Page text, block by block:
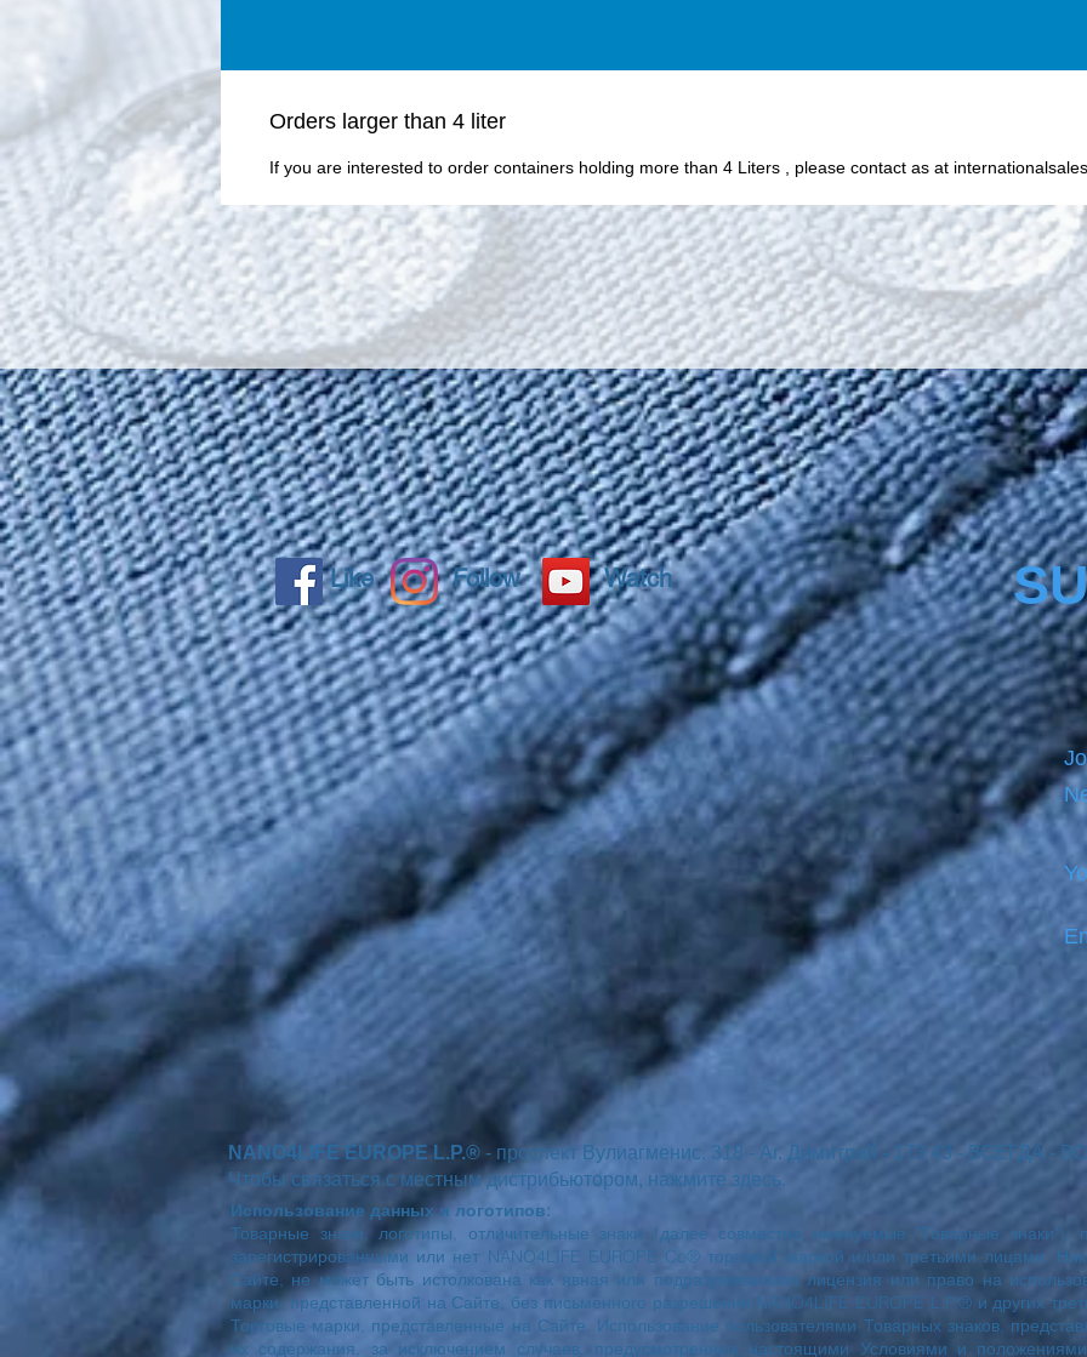
Οrders larger than 4 liter
If you are interested to order containers holding more than 4 Liters , please contact as at
Like Follow Watch
NANO4LIFE EUROPE L.P.® - проспект Вулиагменис. 318 - Аг. Димитрий - 173 43 - ВСЕГДА -
Чтобы связаться с местным дистрибьютором, нажмите здесь.
Использование данных и логотипов:
Товарные знаки, логотипы, отличительные знаки (далее совместно именуемые "Товарные знаки"),
зарегистрированными или нет NANO4LIFE EUROPE Co® торговой маркой и/или третьими лицами.
Сайте, не может быть истолкована как явная или подразумеваемая лицензия или право на
марки, представленной на Сайте, без письменного разрешения NANO4LIFE EUROPE L.P.® и других
Торговые марки, представленные на Сайте. Использование пользователями Товарных знаков,
их содержания, за исключением случаев, предусмотренных настоящими Условиями и